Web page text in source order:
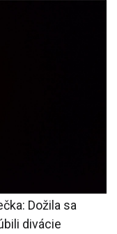
Dožila sa
divácie